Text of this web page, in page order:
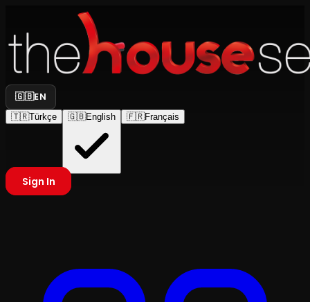
🇬🇧EN
🇹🇷Türkçe 🇬🇧English 🇫🇷Français
Sign In